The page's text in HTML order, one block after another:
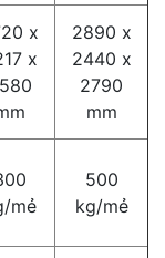
x
x
2890 x
2440 x
2790
mm
mẻ
500
kg/mẻ